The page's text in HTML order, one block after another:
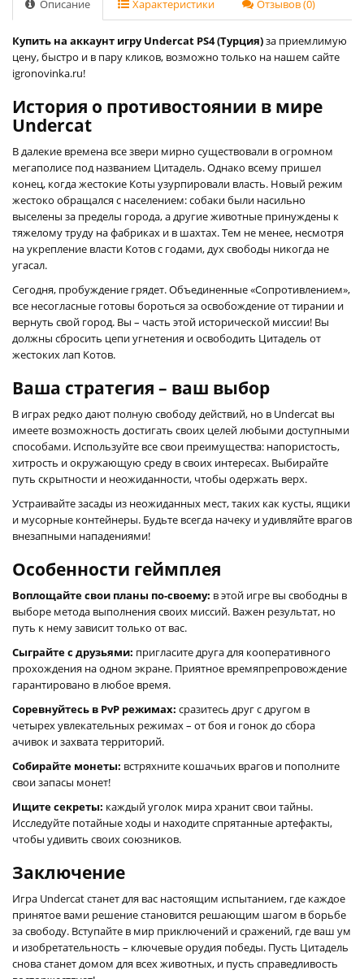
Описание Характеристики Отзывов (0)
Купить на аккаунт игру Undercat PS4 (Турция)за приемлимую
цену, быстро и в пару кликов, возможно только на нашем сайте
igronovinka.ru!
История о противостоянии в мире
Undercat
В далекие времена все звери мирно существовали в огромном
мегаполисе под названием Цитадель. Однако всему пришел
конец, когда жестокие Коты узурпировали власть. Новый режим
жестоко обращался с населением: собаки были насильно
выселены за пределы города, а другие животные принуждены к
тяжелому труду на фабриках и в шахтах. Тем не менее, несмотря
на укрепление власти Котов с годами, дух свободы никогда не
угасал.
Сегодня, пробуждение грядет. Объединенные «Сопротивлением»,
все несогласные готовы бороться за освобождение от тирании и
вернуть свой город. Вы – часть этой исторической миссии! Вы
должны сбросить цепи угнетения и освободить Цитадель от
жестоких лап Котов.
Ваша стратегия – ваш выбор
В играх редко дают полную свободу действий, но в Undercat вы
имеете возможность достигать своих целей любыми доступными
способами. Используйте все свои преимущества: напористость,
хитрость и окружающую среду в своих интересах. Выбирайте
путь скрытности и неожиданности, чтобы одержать верх.
Устраивайте засады из неожиданных мест, таких как кусты, ящики
и мусорные контейнеры. Будьте всегда начеку и удивляйте врагов
внезапными нападениями!
Особенности геймплея
Воплощайте свои планы по-своему: в этой игре вы свободны в
выборе метода выполнения своих миссий. Важен результат, но
путь к нему зависит только от вас.
Сыграйте с друзьями: пригласите друга для кооперативного
прохождения на одном экране. Приятное времяпрепровождение
гарантировано в любое время.
Соревнуйтесь в PvP режимах: сразитесь друг с другом в
четырех увлекательных режимах – от боя и гонок до сбора
ачивок и захвата территорий.
Собирайте монеты: встряхните кошачьих врагов и пополните
свои запасы монет!
Ищите секреты: каждый уголок мира хранит свои тайны.
Исследуйте потайные ходы и находите спрятанные артефакты,
чтобы удивить своих союзников.
Заключение
Игра Undercat станет для вас настоящим испытанием, где каждое
принятое вами решение становится решающим шагом в борьбе
за свободу. Вступайте в мир приключений и сражений, где ваш ум
и изобретательность – ключевые орудия победы. Пусть Цитадель
снова станет домом для всех животных, и пусть справедливость